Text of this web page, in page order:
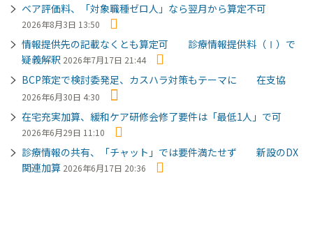
ベア評価料、「対象職種ゼロ人」なら翌月から算定不可
2026年8月3日 13:50
情報提供先の記載なくとも算定可 診療情報提供料（Ⅰ）で
疑義解釈 2026年7月17日 21:44
BCP策定で検討委発足、カスハラ対策もテーマに 在支協
2026年6月30日 4:30
在宅充実加算、緩和ケア研修会修了要件は「最低1人」で可
2026年6月29日 11:10
診療情報の共有、「チャット」では要件満たせず 新設のDX
関連加算 2026年6月17日 20:36